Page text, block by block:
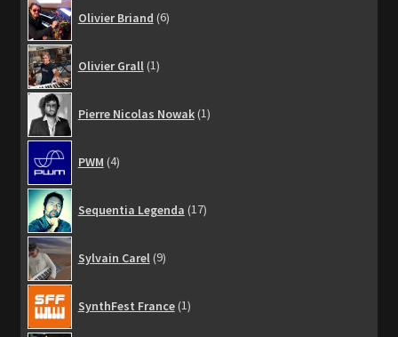
Olivier Briand 6produits
Olivier Grall 1produit
Pierre Nicolas Nowak 1produit
PWM 4produits
Sequentia Legenda 17produits
Sylvain Carel 9produits
SynthFest France 1produit